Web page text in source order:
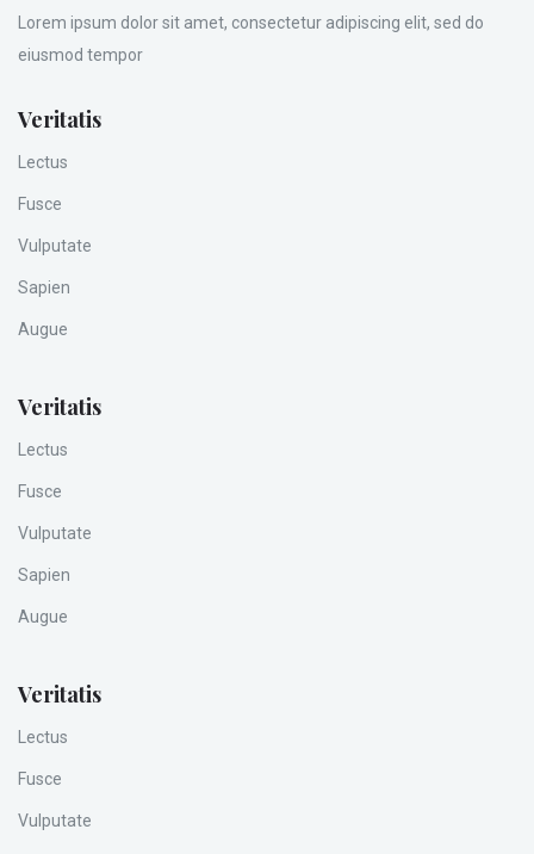
Lorem ipsum dolor sit amet, consectetur adipiscing elit, sed do
eiusmod tempor
Veritatis
Lectus
Fusce
Vulputate
Sapien
Augue
Veritatis
Lectus
Fusce
Vulputate
Sapien
Augue
Veritatis
Lectus
Fusce
Vulputate